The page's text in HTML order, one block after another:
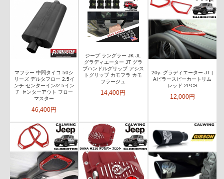
マフラー 中間タイコ 50シ
リーズ デルタフロー 2.5イ
ンチ センターイン/2.5イン
チ センターアウト フロー
マスター
46,400円
ジープ ラングラー JK JL
グラディエーター JT グラ
ブハンドルグリップ アシス
トグリップ カモフラ カモ
フラージュ
14,400円
20y- グラディエーター JT |
Aピラースピーカートリム
レッド 2PCS
12,000円